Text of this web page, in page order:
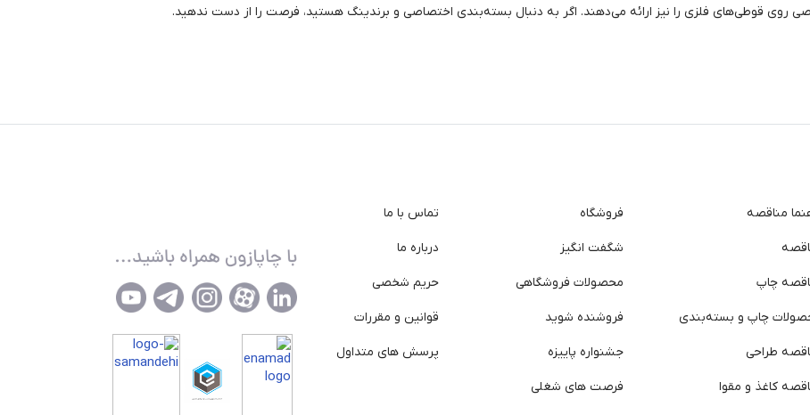
روی قوطی‌های فلزی را نیز ارائه می‌دهند. اگر به دنبال بسته‌بندی اختصاصی و برندینگ هستید، فرصت را از دست ندهید.
مناقصه
چاپ
چاپ و بسته‌بندی
طراحی
کاغذ و مقوا
فروشگاه
شگفت انگیز
محصولات فروشگاهی
فروشنده شوید
جشنواره پاییزه
فرصت های شغلی
تماس با ما
درباره ما
حریم شخصی
قوانین و مقررات
پرسش های متداول